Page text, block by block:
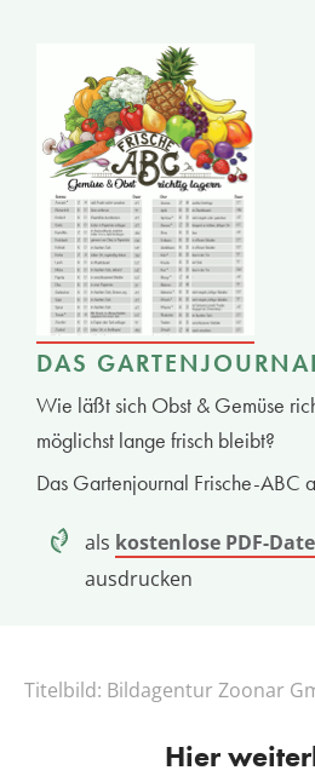
DAS
Wie läßt sich Obst & Gemüse
möglichst lange frisch bleibt?
Das Gartenjournal Frische-ABC
als kostenlose PDF-
ausdrucken
Titelbild: Bildagentur Zoonar
Hier